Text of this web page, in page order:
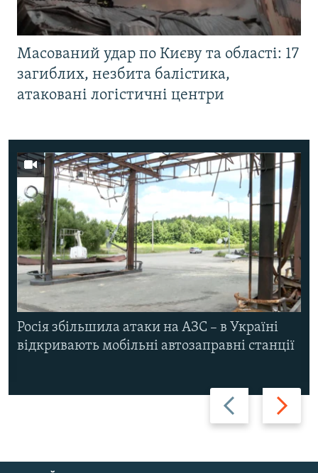
Масований удар по Києву та області: 17
загиблих, незбита балістика,
атаковані логістичні центри
Назад Вперед
Росія збільшила атаки на АЗС – в Україні
відкривають мобільні автозаправні станції